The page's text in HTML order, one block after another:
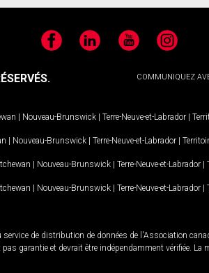
FacebookLinkedIn YouTubeInstagram
COMMUNIQUEZ
| Nouveau-Brunswick | Terre-Neuve-et-Labrador |
| Nouveau-Brunswick | Terre-Neuve-et-Labrador |
| Nouveau-Brunswick | Terre-Neuve-et-Labrador |
| Nouveau-Brunswick | Terre-Neuve-et-Labrador |
service de distribution de données de l'Association
garantie et devrait être indépendamment vérifiée.